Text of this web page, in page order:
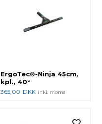
ErgoTec®-Ninja 45cm,
kpl., 40°
365,00 DKK inkl. moms